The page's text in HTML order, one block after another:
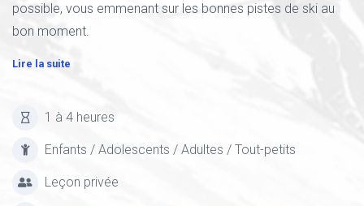
possible, vous emmenant sur les bonnes pistes de ski au
bon moment.
Lire la suite
1 à 4 heures
Enfants / Adolescents / Adultes / Tout-petits
Leçon privée